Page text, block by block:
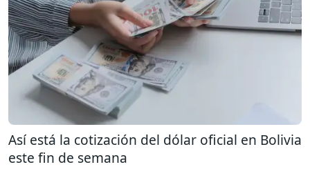
Así está la cotización del dólar oficial en Bolivia
este fin de semana